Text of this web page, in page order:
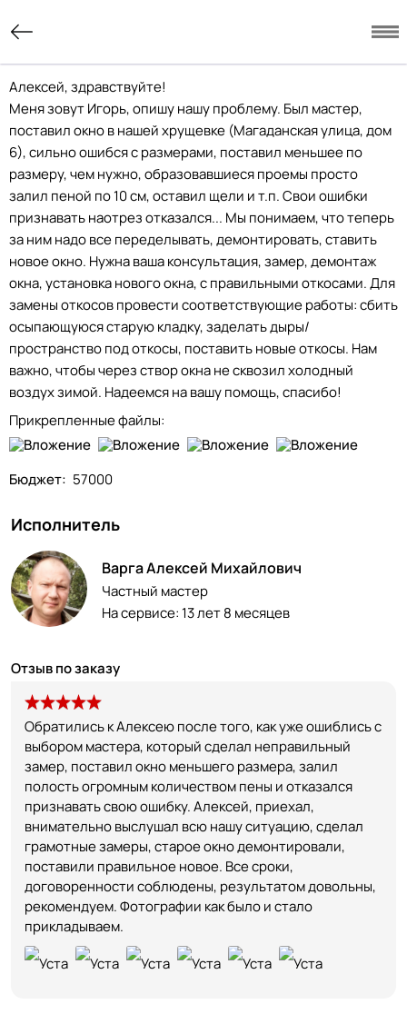
Алексей, здравствуйте!
Меня зовут Игорь, опишу нашу проблему. Был мастер,
поставил окно в нашей хрущевке (Магаданская улица, дом
6), сильно ошибся с размерами, поставил меньшее по
размеру, чем нужно, образовавшиеся проемы просто
залил пеной по 10 см, оставил щели и т.п. Свои ошибки
признавать наотрез отказался... Мы понимаем, что теперь
за ним надо все переделывать, демонтировать, ставить
новое окно. Нужна ваша консультация, замер, демонтаж
окна, установка нового окна, с правильными откосами. Для
замены откосов провести соответствующие работы: сбить
осыпающуюся старую кладку, заделать дыры/
пространство под откосы, поставить новые откосы. Нам
важно, чтобы через створ окна не сквозил холодный
воздух зимой. Надеемся на вашу помощь, спасибо!
Прикрепленные файлы:
Бюджет: 57000
Исполнитель
Варга Алексей Михайлович
Частный мастер
На сервисе: 13 лет 8 месяцев
Отзыв по заказу
Обратились к Алексею после того, как уже ошиблись с
выбором мастера, который сделал неправильный
замер, поставил окно меньшего размера, залил
полость огромным количеством пены и отказался
признавать свою ошибку. Алексей, приехал,
внимательно выслушал всю нашу ситуацию, сделал
грамотные замеры, старое окно демонтировали,
поставили правильное новое. Все сроки,
договоренности соблюдены, результатом довольны,
рекомендуем. Фотографии как было и стало
прикладываем.